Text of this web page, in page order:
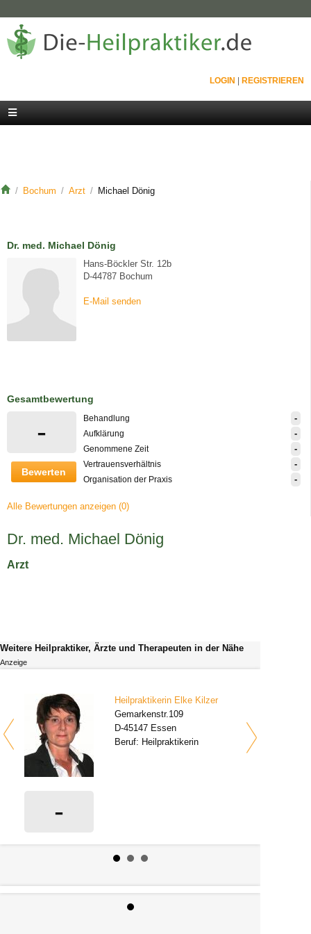
LOGIN REGISTRIEREN
Bochum Arzt Michael Dönig
Dr. med. Michael Dönig
Hans-Böckler Str. 12b
D-44787 Bochum
E-Mail senden
Gesamtbewertung
-
Bewerten
Behandlung -
Aufklärung -
Genommene Zeit -
Vertrauensverhältnis -
Organisation der Praxis -
Alle Bewertungen anzeigen (0)
Dr. med. Michael Dönig
Arzt
Weitere Heilpraktiker, Ärzte und Therapeuten in der Nähe
Anzeige
-
Heilpraktikerin Elke Kilzer
Gemarkenstr.109
D-45147 Essen
Beruf: Heilpraktikerin